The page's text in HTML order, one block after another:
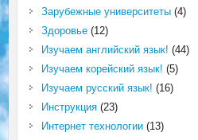
Зарубежные университеты(4)
Здоровье(12)
Изучаем английский язык! (44)
Изучаем корейский язык! (5)
Изучаем русский язык! (16)
Инструкция(23)
Интернет технологии(13)